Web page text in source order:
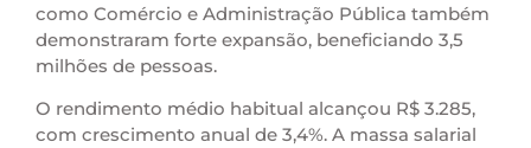
como Comércio e Administração Pública também
demonstraram forte expansão, beneficiando 3,5
milhões de pessoas.
O rendimento médio habitual alcançou R$ 3.285,
com crescimento anual de 3,4%. A massa salarial